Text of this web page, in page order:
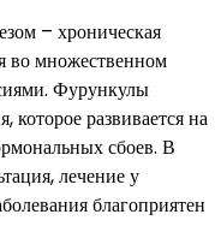
– хроническая
во множественном
Фурункулы
которое развивается на
сбоев. В
лечение у
благоприятен